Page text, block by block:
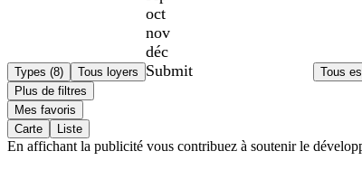
Types (8) Tous loyers
oct
nov
déc
Submit
Tous
Plus de filtres
Mes favoris
Carte
Liste
En affichant la publicité vous contribuez à soutenir le